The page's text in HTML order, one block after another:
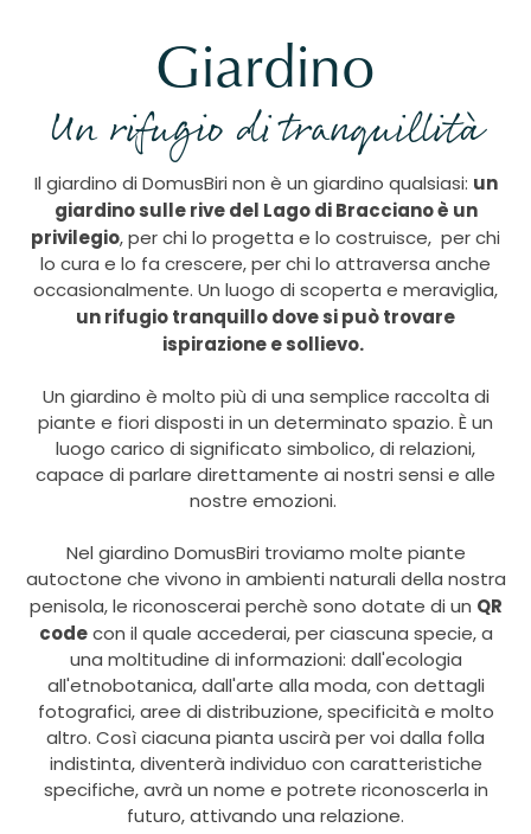
Giardino
Un rifugio di tranquillità
Il giardino di DomusBiri non è un giardino qualsiasi: un
giardino sulle rive del Lago di Bracciano è un
privilegio, per chi lo progetta e lo costruisce, per chi
lo cura e lo fa crescere, per chi lo attraversa anche
occasionalmente. Un luogo di scoperta e meraviglia,
un rifugio tranquillo dove si può trovare
ispirazione e sollievo.
Un giardino è molto più di una semplice raccolta di
piante e fiori disposti in un determinato spazio. È un
luogo carico di significato simbolico, di relazioni,
capace di parlare direttamente ai nostri sensi e alle
nostre emozioni.
Nel giardino DomusBiri troviamo molte piante
autoctone che vivono in ambienti naturali della nostra
penisola, le riconoscerai perchè sono dotate di un QR
codecon il quale accederai, per ciascuna specie, a
una moltitudine di informazioni: dall'ecologia
all'etnobotanica, dall'arte alla moda, con dettagli
fotografici, aree di distribuzione, specificità e molto
altro. Così ciacuna pianta uscirà per voi dalla folla
indistinta, diventerà individuo con caratteristiche
specifiche, avrà un nome e potrete riconoscerla in
futuro, attivando una relazione.